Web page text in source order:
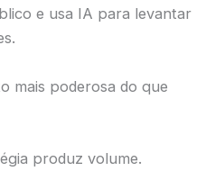
e usa IA para levantar
mais poderosa do que
produz volume.